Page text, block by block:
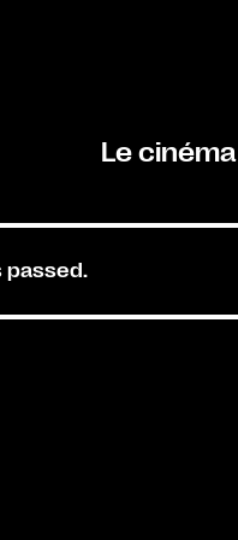
Le cinéma
passed.